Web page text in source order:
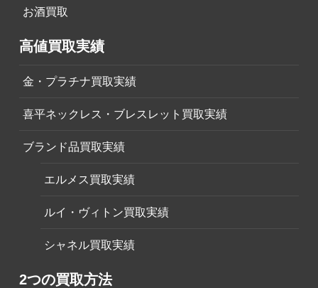
お酒買取
高値買取実績
金・プラチナ買取実績
喜平ネックレス・ブレスレット買取実績
ブランド品買取実績
エルメス買取実績
ルイ・ヴィトン買取実績
シャネル買取実績
2つの買取方法